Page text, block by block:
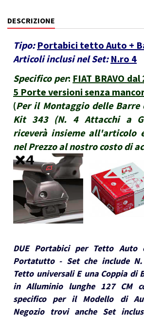
DESCRIZIONE
Tipo: Portabici tetto Auto +
Articoli inclusi nel Set: N.ro 4
Specifico per: FIAT BRAVO
5 Porte versioni senza
(Per il Montaggio delle Barre
Kit 343 (N. 4 Attacchi a
riceverà insieme all'articolo
nel Prezzo al nostro costo di
DUE Portabici per Tetto Auto
Portatutto - Set che include
Tetto universali E una Coppia di
in Alluminio lunghe 127 CM
specifico per il Modello di
Negozio trovi anche Set